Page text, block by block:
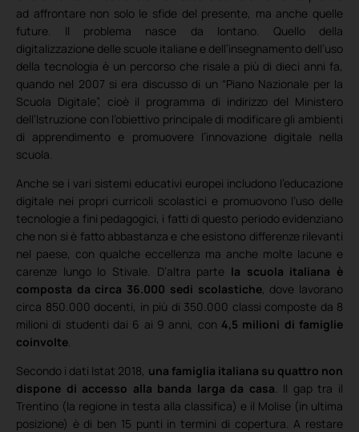
ad affrontare non solo le sfide del presente, ma anche quelle
future. Il problema nasce da lontano. Quello della
digitalizzazione delle scuole italiane e dell’insegnamento dell’uso
della tecnologia è un percorso che risale a più di dieci anni fa,
quando nel 2007 si era discusso di un “Piano Nazionale per la
Scuola Digitale”, cioè il programma di indirizzo del Ministero
dell’Istruzione con l’obiettivo principale di modificare gli ambienti
di apprendimento e promuovere l’innovazione digitale nella
scuola.
Anche se i vari sistemi educativi europei includono l’educazione
digitale nei propri curricoli scolastici e promuovono l’uso delle
tecnologie a fini pedagogici, i fatti di questo periodo evidenziano
che non si è fatto abbastanza e che esistono differenze rilevanti
nel paese, con qualche eccellenza ma anche molte lacune e
carenze lungo lo Stivale. D’altra parte la scuola italiana è
composta da circa 36.000 sedi scolastiche, dove lavorano
circa 850.000 docenti, in più di 350.000 classi composte da 8
milioni di studenti dai 6 ai 9 anni, con 4,5 milioni di famiglie
coinvolte.
Secondo i dati Istat 2018, una famiglia italiana su quattro non
dispone di accesso alla banda larga da casa. Il gap tra il
Trentino (la regione in testa alla classifica) e il Molise (in ultima
posizione) è di ben 15 punti in termini di copertura. A restare